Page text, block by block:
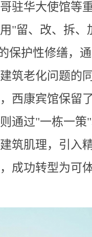
驻华大使馆等
"留、改、拆、
保护性修缮，
筑老化问题的
西康宾馆保留
通过"一栋一策
筑肌理，引入
成功转型为可